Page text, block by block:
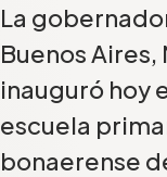
La
Buenos Aires,
inauguró hoy
escuela
bonaerense